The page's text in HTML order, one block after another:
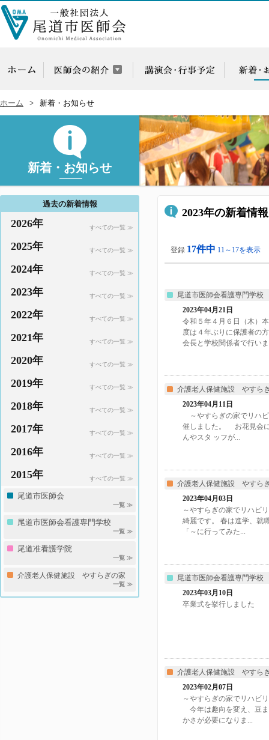
ホーム 新着・お知らせ
新着・お知らせ
2023年の新着情報
登録 17件中 11～17を表示
尾道市医師会看護専門学校
2023年04月21日
令和５年４月６日（木）
度は４年ぶりに保護者の
会長と学校関係者で行い
介護老人保健施設 やすら
2023年04月11日
～やすらぎの家でリハ
催しました。 お花見会に
んやスタ ッフが...
介護老人保健施設 やすら
2023年04月03日
～やすらぎの家でリハビ
綺麗です。 春は進学、就
「～に行ってみた...
尾道市医師会看護専門学校
2023年03月10日
卒業式を挙行しました
介護老人保健施設 やすら
2023年02月07日
～やすらぎの家でリハ
今年は趣向を変え、豆
かさが必要になりま...
過去の新着情報
2026年 すべての一覧 ≫
2025年 すべての一覧 ≫
2024年 すべての一覧 ≫
2023年 すべての一覧 ≫
2022年 すべての一覧 ≫
2021年 すべての一覧 ≫
2020年 すべての一覧 ≫
2019年 すべての一覧 ≫
2018年 すべての一覧 ≫
2017年 すべての一覧 ≫
2016年 すべての一覧 ≫
2015年 すべての一覧 ≫
尾道市医師会
一覧 ≫
尾道市医師会看護専門学校
一覧 ≫
尾道准看護学院
一覧 ≫
介護老人保健施設 やすらぎの家
一覧 ≫